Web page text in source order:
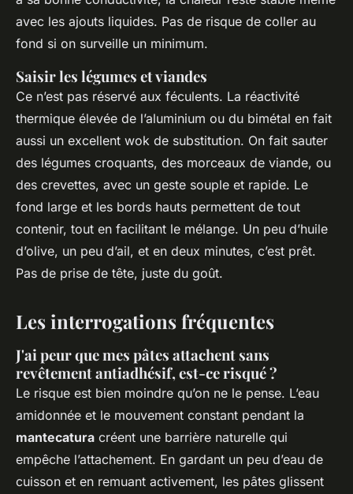
avec les ajouts liquides. Pas de risque de coller au
fond si on surveille un minimum.
Saisir les légumes et viandes
Ce n’est pas réservé aux féculents. La réactivité
thermique élevée de l’aluminium ou du bimétal en fait
aussi un excellent wok de substitution. On fait sauter
des légumes croquants, des morceaux de viande, ou
des crevettes, avec un geste souple et rapide. Le
fond large et les bords hauts permettent de tout
contenir, tout en facilitant le mélange. Un peu d’huile
d’olive, un peu d’ail, et en deux minutes, c’est prêt.
Pas de prise de tête, juste du goût.
Les interrogations fréquentes
J'ai peur que mes pâtes attachent sans
revêtement antiadhésif, est-ce risqué ?
Le risque est bien moindre qu’on ne le pense. L’eau
amidonnée et le mouvement constant pendant la
mantecatura créent une barrière naturelle qui
empêche l’attachement. En gardant un peu d’eau de
cuisson et en remuant activement, les pâtes glissent